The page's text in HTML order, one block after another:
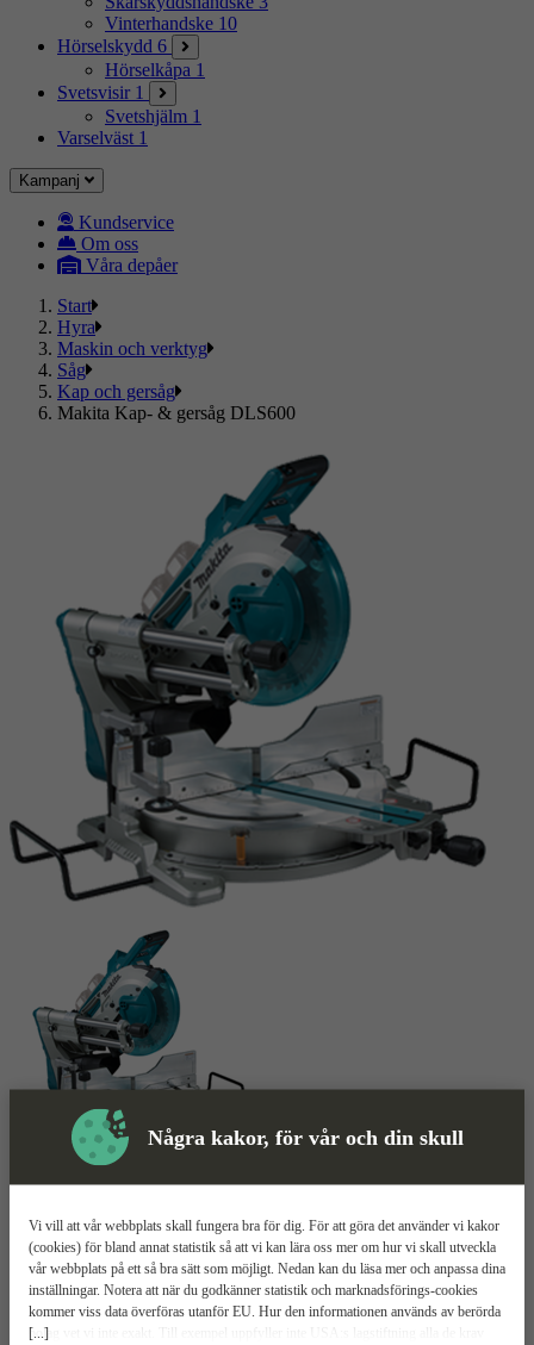
Några kakor, för vår och din skull
[...]
Vi vill att vår webbplats skall fungera bra för dig. För att göra det använder vi kakor
(cookies) för bland annat statistik så att vi kan lära oss mer om hur vi skall utveckla
vår webbplats på ett så bra sätt som möjligt. Nedan kan du läsa mer och anpassa dina
inställningar. Notera att när du godkänner statistik och marknadsförings-cookies
kommer viss data överföras utanför EU. Hur den informationen används av berörda
bolag vet vi inte exakt. Till exempel uppfyller inte USA:s lagstiftning alla de krav
Vinterhandske 10
Hörselskydd 6
Hörselkåpa 1
Svetsvisir 1
Svetshjälm 1
Varselväst 1
Kampanj
Kundservice
Om oss
Våra depåer
Start
Hyra
Maskin och verktyg
Såg
Kap och gersåg
Makita Kap- & gersåg DLS600
Kap- & gersåg Mer information
Makita DLS600